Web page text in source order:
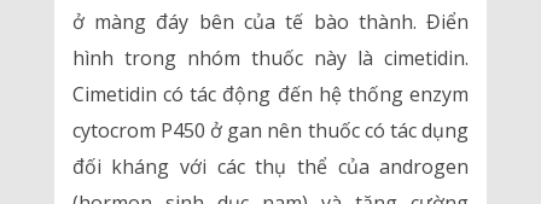
ở màng đáy bên của tế bào thành. Điển
hình trong nhóm thuốc này là cimetidin.
Cimetidin có tác động đến hệ thống enzym
cytocrom P450 ở gan nên thuốc có tác dụng
đối kháng với các thụ thể của androgen